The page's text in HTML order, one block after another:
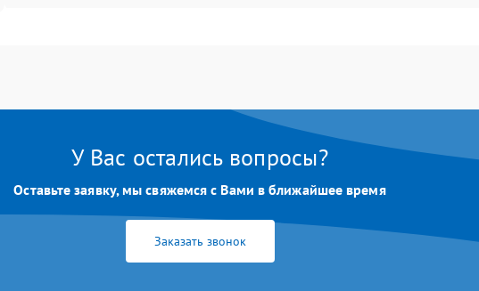
1 год
У Вас остались вопросы?
Оставьте заявку, мы свяжемся с Вами в ближайшее время
Заказать звонок